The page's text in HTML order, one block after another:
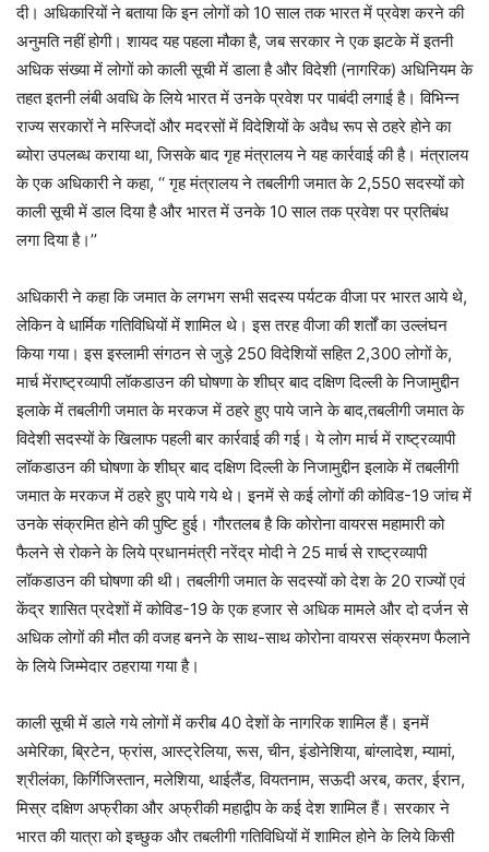
दी। अधिकारियों ने बताया कि इन लोगों को 10 साल तक भारत में प्रवेश करने की
अनुमति नहीं होगी। शायद यह पहला मौका है, जब सरकार ने एक झटके में इतनी
अधिक संख्या में लोगों को काली सूची में डाला है और विदेशी (नागरिक) अधिनियम के
तहत इतनी लंबी अवधि के लिये भारत में उनके प्रवेश पर पाबंदी लगाई है। विभिन्न
राज्य सरकारों ने मस्जिदों और मदरसों में विदेशियों के अवैध रूप से ठहरे होने का
ब्योरा उपलब्ध कराया था, जिसके बाद गृह मंत्रालय ने यह कार्रवाई की है। मंत्रालय
के एक अधिकारी ने कहा, ‘‘ गृह मंत्रालय ने तबलीगी जमात के 2,550 सदस्यों को
काली सूची में डाल दिया है और भारत में उनके 10 साल तक प्रवेश पर प्रतिबंध
लगा दिया है।’’
अधिकारी ने कहा कि जमात के लगभग सभी सदस्य पर्यटक वीजा पर भारत आये थे,
लेकिन वे धार्मिक गतिविधियों में शामिल थे। इस तरह वीजा की शर्तों का उल्लंघन
किया गया। इस इस्लामी संगठन से जुड़े 250 विदेशियों सहित 2,300 लोगों के,
मार्च मेंराष्ट्रव्यापी लॉकडाउन की घोषणा के शीघ्र बाद दक्षिण दिल्ली के निजामुद्दीन
इलाके में तबलीगी जमात के मरकज में ठहरे हुए पाये जाने के बाद,तबलीगी जमात के
विदेशी सदस्यों के खिलाफ पहली बार कार्रवाई की गई। ये लोग मार्च में राष्ट्रव्यापी
लॉकडाउन की घोषणा के शीघ्र बाद दक्षिण दिल्ली के निजामुद्दीन इलाके में तबलीगी
जमात के मरकज में ठहरे हुए पाये गये थे। इनमें से कई लोगों की कोविड-19 जांच में
उनके संक्रमित होने की पुष्टि हुई। गौरतलब है कि कोरोना वायरस महामारी को
फैलने से रोकने के लिये प्रधानमंत्री नरेंद्र मोदी ने 25 मार्च से राष्ट्रव्यापी
लॉकडाउन की घोषणा की थी। तबलीगी जमात के सदस्यों को देश के 20 राज्यों एवं
केंद्र शासित प्रदेशों में कोविड-19 के एक हजार से अधिक मामले और दो दर्जन से
अधिक लोगों की मौत की वजह बनने के साथ-साथ कोरोना वायरस संक्रमण फैलाने
के लिये जिम्मेदार ठहराया गया है।
काली सूची में डाले गये लोगों में करीब 40 देशों के नागरिक शामिल हैं। इनमें
अमेरिका, ब्रिटेन, फ्रांस, आस्ट्रेलिया, रूस, चीन, इंडोनेशिया, बांग्लादेश, म्यामां,
श्रीलंका, किर्गिजिस्तान, मलेशिया, थाईलैंड, वियतनाम, सऊदी अरब, कतर, ईरान,
मिस्र दक्षिण अफ्रीका और अफ्रीकी महाद्वीप के कई देश शामिल हैं। सरकार ने
भारत की यात्रा को इच्छुक और तबलीगी गतिविधियों में शामिल होने के लिये किसी